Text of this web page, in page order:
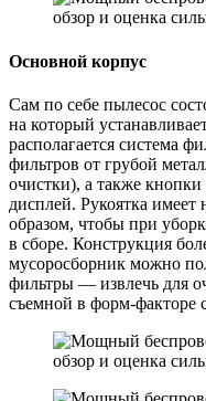
Основной корпус
Сам по себе пылесос
на который
располагается система
фильтров от грубой
очистки), а также
дисплей. Рукоятка
образом, чтобы при
в сборе. Конструкция
мусоросборник можно
фильтры — извлечь для
съемной в форм-факторе